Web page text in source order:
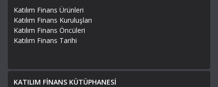
Katılım Finans Ürünleri
Katılım Finans Kuruluşları
Katılım Finans Öncüleri
Katılım Finans Tarihi
KATILIM FİNANS KÜTÜPHANESİ